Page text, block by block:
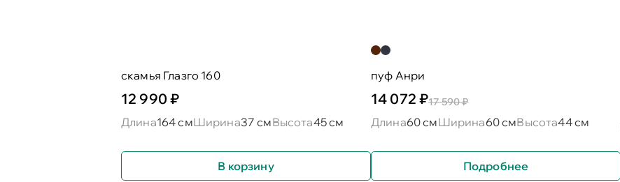
скамья Глазго 160
12 990 ₽
Длина164 смШирина37 смВысота45 см
В корзину
пуф Анри
14 072 ₽17 590 ₽
Длина60 смШирина60 смВысота44 см
Подробнее